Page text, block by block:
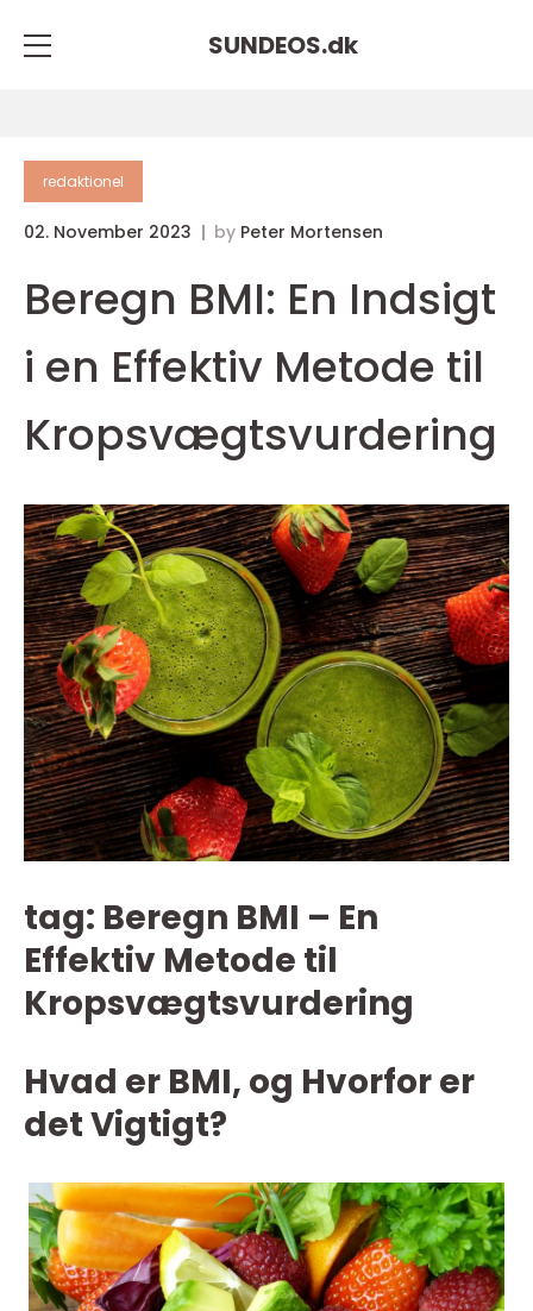
SUNDEOS.dk
redaktionel
02. November 2023 by Peter Mortensen
Beregn BMI: En Indsigt
i en Effektiv Metode til
Kropsvægtsvurdering
tag: Beregn BMI – En
Effektiv Metode til
Kropsvægtsvurdering
Hvad er BMI, og Hvorfor er
det Vigtigt?